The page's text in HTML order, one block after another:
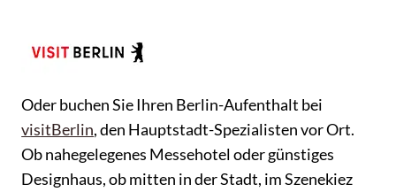
Oder buchen Sie Ihren Berlin-Aufenthalt bei
visitBerlin, den Hauptstadt-Spezialisten vor Ort.
Ob nahegelegenes Messehotel oder günstiges
Designhaus, ob mitten in der Stadt, im Szenekiez